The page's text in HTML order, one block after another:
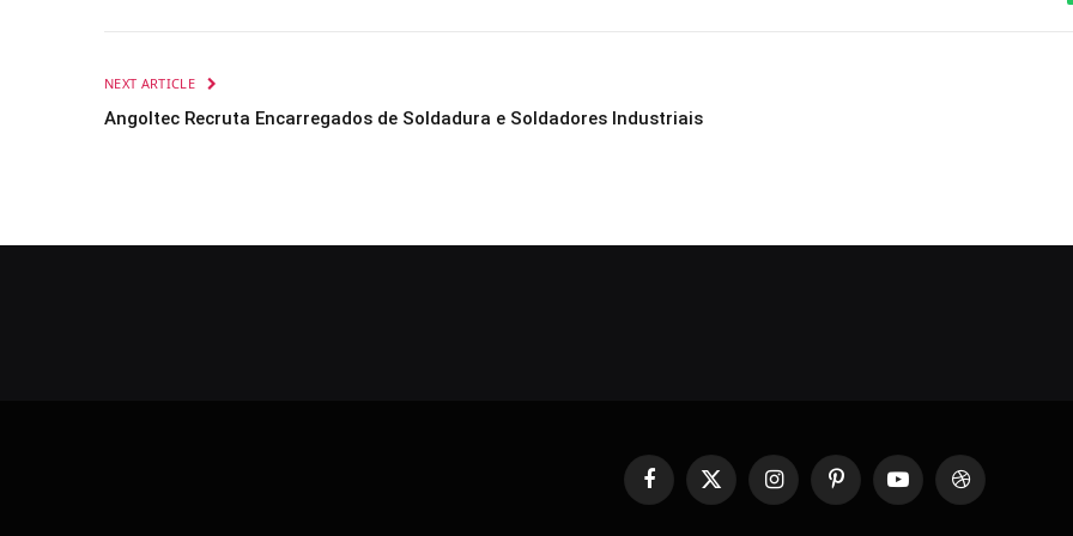
NEXT ARTICLE
Angoltec Recruta Encarregados de Soldadura e Soldadores Industriais
FacebookX
(Twitter)
InstagramPinterestYouTubeDribbble